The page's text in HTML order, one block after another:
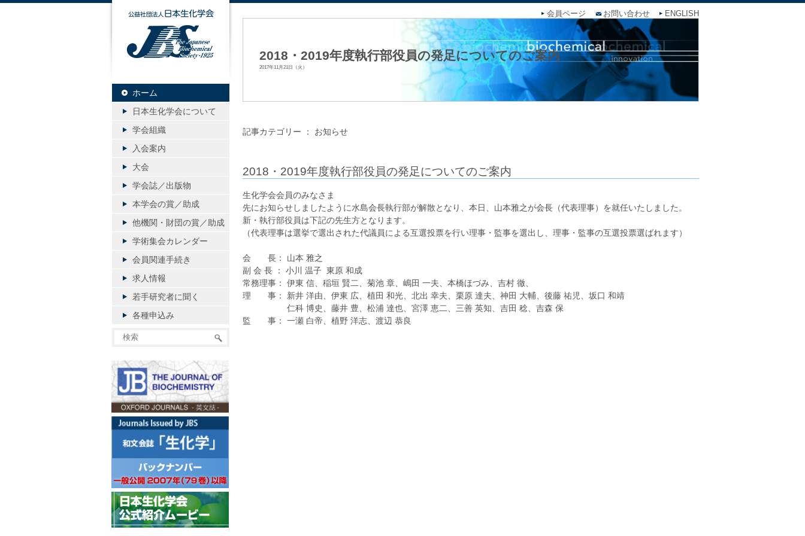
会員ページ お問い合わせ ENGLISH
2018・2019年度執行部役員の発足についてのご案内
2017年11月21日（火）
記事カテゴリー ： お知らせ
2018・2019年度執行部役員の発足についてのご案内
生化学会会員のみなさま
先にお知らせしましたように水島会長執行部が解散となり、本日、山本雅之が会長（代表理事）を就任いたしました。
新・執行部役員は下記の先生方となります。
（代表理事は選挙で選出された代議員による互選投票を行い理事・監事を選出し、理事・監事の互選投票選ばれます）
会 長： 山本 雅之
副 会 長 ： 小川 温子 東原 和成
常務理事： 伊東 信、稲垣 賢二、菊池 章、嶋田 一夫、本橋ほづみ、吉村 徹、
理 事： 新井 洋由、伊東 広、植田 和光、北出 幸夫、栗原 達夫、神田 大輔、後藤 祐児、坂口 和靖
仁科 博史、藤井 豊、松浦 達也、宮澤 恵二、三善 英知、吉田 稔、吉森 保
監 事： 一瀬 白帝、植野 洋志、渡辺 恭良
公益社団法人日本生化学会
ホーム
日本生化学会について
学会組織
入会案内
大会
学会誌／出版物
本学会の賞／助成
他機関・財団の賞／助成
学術集会カレンダー
会員関連手続き
求人情報
若手研究者に聞く
各種申込み